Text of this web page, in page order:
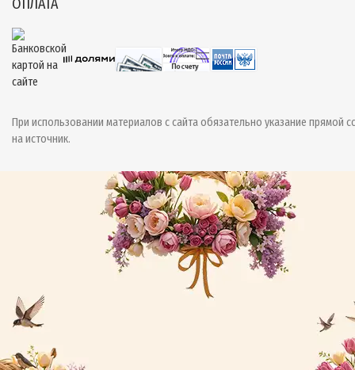
ОПЛАТА
При использовании материалов с сайта обязательно указание прямой
на источник.